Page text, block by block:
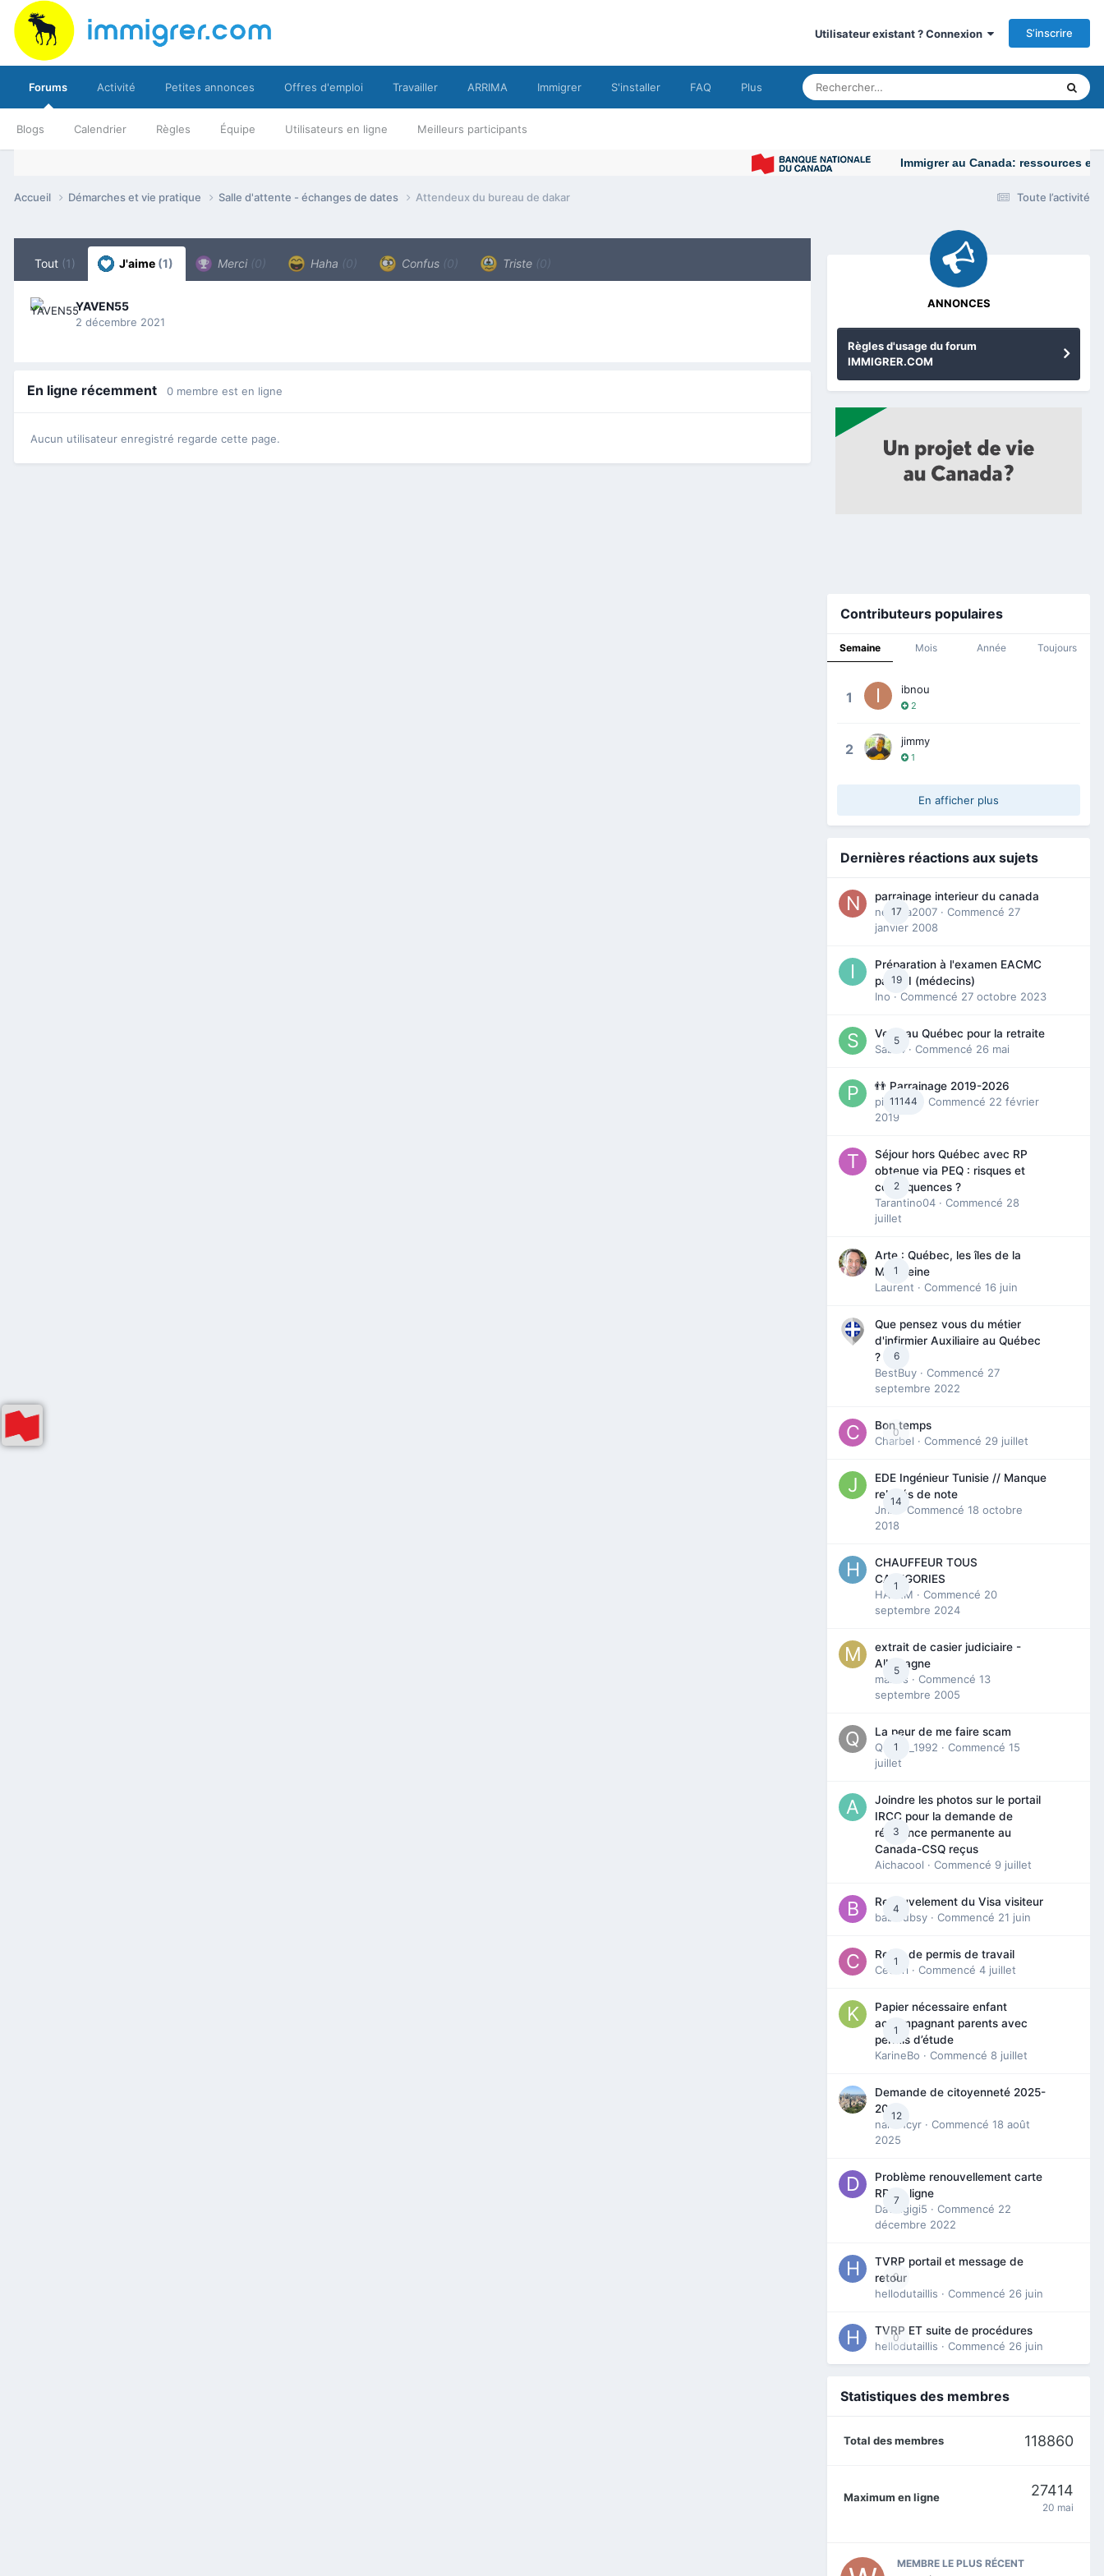
Utilisateur existant ? Connexion S’inscrire
Forums
Blogs Calendrier Règles Équipe Utilisateurs en ligne Meilleurs participants
Activité Petites annonces Offres d'emploi Travailler ARRIMA Immigrer S'installer FAQ Plus
Immigrer au Canada: ressources et
Toute l’activité
Accueil Démarches et vie pratique Salle d'attente - échanges de dates Attendeux du bureau de dakar
Tout (1) J'aime (1) Merci (0) Haha (0) Confus (0) Triste (0)
YAVEN55
2 décembre 2021
En ligne récemment 0 membre est en ligne
Aucun utilisateur enregistré regarde cette page.
ANNONCES
Règles d'usage du forum
IMMIGRER.COM
Contributeurs populaires
Semaine Mois Année Toujours
1 ibnou
2
2 jimmy
1
En afficher plus
Dernières réactions aux sujets
17
parrainage interieur du canada
nedjma2007 · Commencé 27
janvier 2008
19
Préparation à l'examen EACMC
partie I (médecins)
Ino · Commencé 27 octobre 2023
5
Venir au Québec pour la retraite
Sab74 · Commencé 26 mai
11144
👬 Parrainage 2019-2026
piinoush
· Commencé 22 février
2019
2
Séjour hors Québec avec RP
obtenue via PEQ : risques et
conséquences ?
Tarantino04 · Commencé 28
juillet
1
Arte : Québec, les îles de la
Madeleine
Laurent · Commencé 16 juin
6
Que pensez vous du métier
d'infirmier Auxiliaire au Québec
?
BestBuy · Commencé 27
septembre 2022
0
Bon temps
Charbel · Commencé 29 juillet
14
EDE Ingénieur Tunisie // Manque
relevés de note
Jmili
· Commencé 18 octobre
2018
1
CHAUFFEUR TOUS
CATEGORIES
HAZEM · Commencé 20
septembre 2024
5
extrait de casier judiciaire -
Allemagne
maries · Commencé 13
septembre 2005
1
La peur de me faire scam
Queen_1992 · Commencé 15
juillet
3
Joindre les photos sur le portail
IRCC pour la demande de
résidence permanente au
Canada-CSQ reçus
Aichacool · Commencé 9 juillet
4
Renouvelement du Visa visiteur
babibubsy · Commencé 21 juin
1
Refus de permis de travail
Cedbri · Commencé 4 juillet
1
Papier nécessaire enfant
accompagnant parents avec
permis d’étude
KarineBo · Commencé 8 juillet
12
Demande de citoyenneté 2025-
2026
nanancyr · Commencé 18 août
2025
7
Problème renouvellement carte
RP en ligne
Davidgigi5 · Commencé 22
décembre 2022
0
TVRP portail et message de
retour
hellodutaillis · Commencé 26 juin
0
TVRP ET suite de procédures
hellodutaillis · Commencé 26 juin
Statistiques des membres
Total des membres 118860
Maximum en ligne 27414
20 mai
MEMBRE LE PLUS RÉCENT